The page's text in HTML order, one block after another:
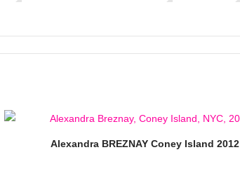
Alexandra BREZNAY Coney Island 2012